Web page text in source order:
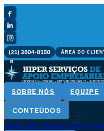
(21) 3804-8150 ÁREA DO
SOBRE NÓS EQUIPE
CONTEÚDOS
HIPER ORIENTAÇÕESHIPER